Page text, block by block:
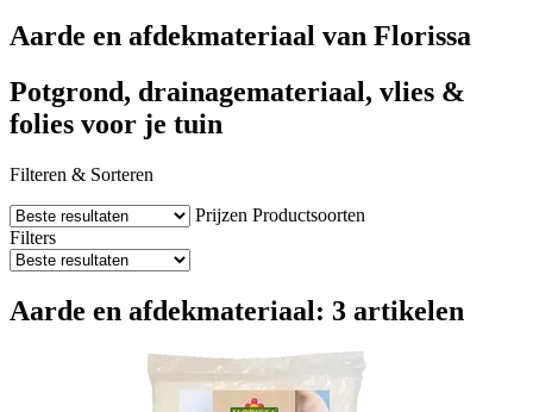
Aarde en afdekmateriaal van Florissa
Potgrond, drainagemateriaal, vlies &
folies voor je tuin
Filteren & Sorteren
Prijzen Productsoorten
Filters
Aarde en afdekmateriaal: 3 artikelen